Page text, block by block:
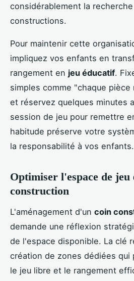
considérablement la
constructions.
Pour maintenir cette
impliquez vos enfants en
rangement en jeu éducatif.
simples comme "chaque
et réservez quelques minutes
session de jeu pour remettre
habitude préserve votre
la responsabilité à vos enfants.
Optimiser l'espace de jeu
construction
L'aménagement d'un coin
demande une réflexion
de l'espace disponible. La clé
création de zones dédiées qui
le jeu libre et le rangement